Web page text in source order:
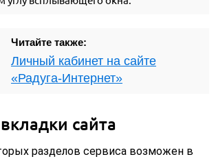
Читайте также:
Личный кабинет на сайте
«Радуга-Интернет»
сайта
разделов сервиса возможен в